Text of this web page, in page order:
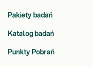
Pakiety badań
Katalog badań
Punkty Pobrań